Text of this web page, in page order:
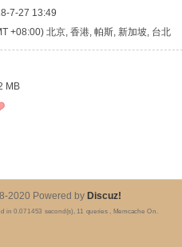
7-27 13:49
+08:00) 北京, 香港, 帕斯, 新加坡, 台北
MB
2020 Powered by Discuz!
in 0.071453 second(s), 11 queries , Memcache On.